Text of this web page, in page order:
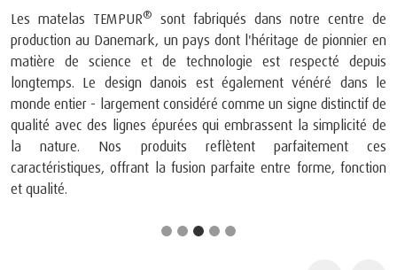
Les matelas TEMPUR®
sont fabriqués dans notre centre de
production au Danemark, un pays dont l'héritage de pionnier en
matière de science et de technologie est respecté depuis
longtemps. Le design danois est également vénéré dans le
monde entier - largement considéré comme un signe distinctif de
qualité avec des lignes épurées qui embrassent la simplicité de
la nature. Nos produits reflètent parfaitement ces
caractéristiques, offrant la fusion parfaite entre forme, fonction
et qualité.